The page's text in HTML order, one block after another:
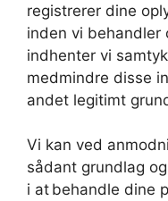
registrerer dine
inden vi behandler
indhenter vi
medmindre disse
andet legitimt
Vi kan ved
sådant grundlag
i at behandle dine